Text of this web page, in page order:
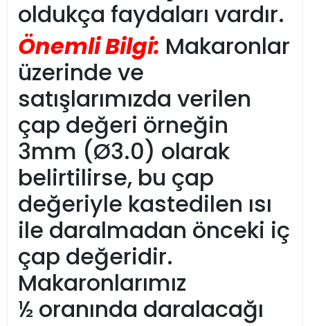
oldukça faydaları vardır.
Önemli Bilgi: Makaronlar
üzerinde ve
satışlarımızda verilen
çap değeri örneğin
3mm (Ø3.0) olarak
belirtilirse, bu çap
değeriyle kastedilen ısı
ile daralmadan önceki iç
çap değeridir.
Makaronlarımız
½ oranında daralacağı